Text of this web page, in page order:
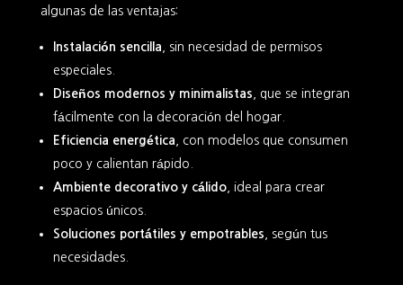
algunas de las ventajas:
Instalación sencilla , sin necesidad de permisos
especiales.
Diseños modernos y minimalistas , que se integran
fácilmente con la decoración del hogar.
Eficiencia energética , con modelos que consumen
poco y calientan rápido.
Ambiente decorativo y cálido, ideal para crear
espacios únicos.
Soluciones portátiles y empotrables , según tus
necesidades.